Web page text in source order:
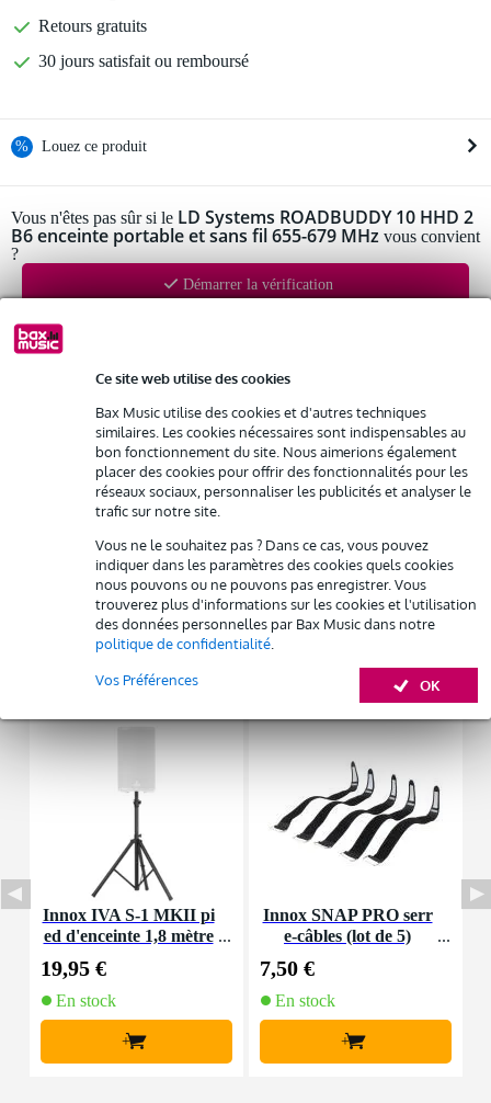
Ce site web utilise des cookies
Bax Music utilise des cookies et d'autres techniques
similaires. Les cookies nécessaires sont indispensables au
bon fonctionnement du site. Nous aimerions également
placer des cookies pour offrir des fonctionnalités pour les
réseaux sociaux, personnaliser les publicités et analyser le
trafic sur notre site.
Vous ne le souhaitez pas ? Dans ce cas, vous pouvez
indiquer dans les paramètres des cookies quels cookies
nous pouvons ou ne pouvons pas enregistrer. Vous
trouverez plus d'informations sur les cookies et l'utilisation
des données personnelles par Bax Music dans notre
politique de confidentialité
OK
Vos Préférences
Retours gratuits
30 jours satisfait ou remboursé
% Louez ce produit
Louez ce produit à partir de 56 € par mois
Location de plusieurs produits à la fois : min. 300 € et max.
gratuite
Résiliation possible du contrat après 4 mois
Remplacement rapide par Bax Music en cas de défectuosité
Vous n'êtes pas sûr si le LD Systems ROADBUDDY 10 HHD 2
B6 enceinte portable et sans fil 655-679 MHz vous convient
?
Démarrer la vérification
Informations
Haut-parleur PA alimenté par batterie 655 - 679 MHz
taille du haut-parleur bas/médium : 10 pouces
Afficher toutes les caractéristiques du produit
Accessoires (11)
Innox IVA S-1 MKII pi
ed d'enceinte 1,8 mètre
19,95 €
En stock
+
Innox SNAP PRO serr
e-câbles (lot de 5)
7,50 €
En stock
+